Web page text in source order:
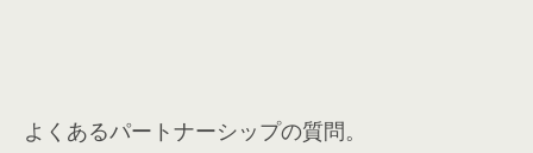
よくあるパートナーシップの質問。